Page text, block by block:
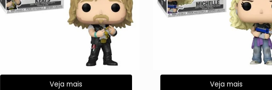
Veja mais Veja mais